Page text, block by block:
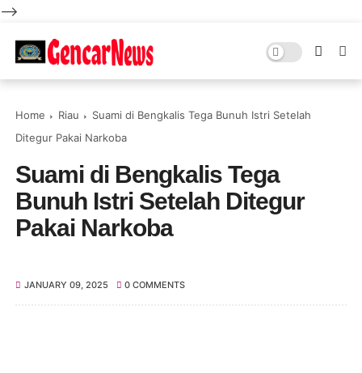
-->
Home Riau
Suami di Bengkalis Tega Bunuh Istri Setelah
Ditegur Pakai Narkoba
Suami di Bengkalis Tega
Bunuh Istri Setelah Ditegur
Pakai Narkoba
JANUARY 09, 2025 0 COMMENTS